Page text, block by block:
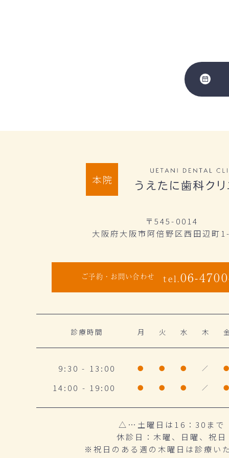
本院
〒545-0014
大阪府大阪市阿倍野区西田辺町
ご予約・お問い合わせ tel.06-
診療時間 月 火 水 木
9:30 - 13:00 ● ● ● ／ ●
14:00 - 19:00 ● ● ● ／ ●
△…土曜日は16：30まで
休診日：木曜、日曜、祝日
※祝日のある週の木曜日は診療い